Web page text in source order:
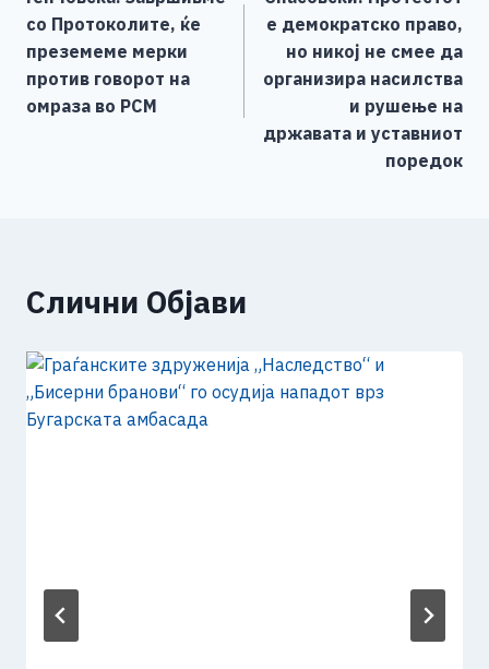
o
o
k
g
er
p n
k
на
напис
со Протоколите, ќе
преземеме мерки
против говорот на
омраза во РСМ
е демократско право,
но никој не смее да
организира насилства
и рушење на
државата и уставниот
поредок
Слични Објави